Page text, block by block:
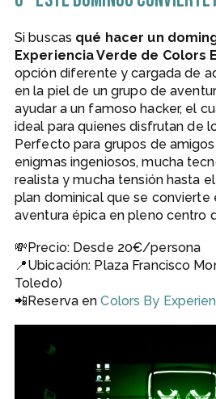
Si buscas qué hacer un
Experiencia Verde de Colors
opción diferente y cargada de
en la piel de un grupo de
ayudar a un famoso hacker, el
ideal para quienes disfrutan de
Perfecto para grupos de
enigmas ingeniosos, mucha
realista y mucha tensión hasta
plan dominical que se convierte
aventura épica en pleno centro
💸Precio: Desde 20€/persona
📍Ubicación: Plaza Francisco
Toledo)
📲Reserva enColors By